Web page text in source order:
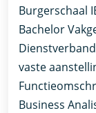
Burgerschaal
Bachelor
vaste
Business